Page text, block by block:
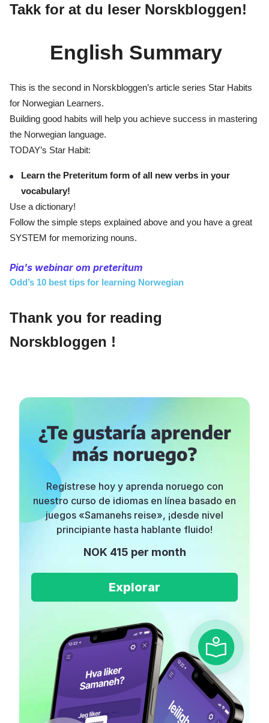
Takk for at du leser Norskbloggen!
English Summary
This is the second in Norskbloggen’s article series Star Habits
for Norwegian Learners.
Building good habits will help you achieve success in mastering
the Norwegian language.
TODAY’s Star Habit:
Learn the Preteritum form of all new verbs in your
vocabulary!
Use a dictionary!
Follow the simple steps explained above and you have a great
SYSTEM for memorizing nouns.
Pia's webinar om preteritum
Odd’s 10 best tips for learning Norwegian
Thank you for reading
Norskbloggen !
¿Te gustaría aprender
más noruego?
Regístrese hoy y aprenda noruego con
nuestro curso de idiomas en línea basado en
juegos «Samanehs reise», ¡desde nivel
principiante hasta hablante fluido!
NOK 415 per month
Explorar